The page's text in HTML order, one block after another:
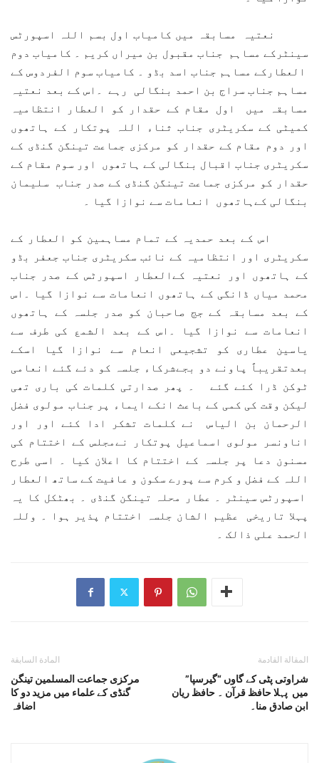
نعتیہ مسابقہ میں کامیاب اول بسم اللہ اسپورٹس
سینٹرکے مساہم جناب مقبول بن میراں کریم ۔ کامیاب دوم
العطارکے مساہم جناب اسد بڈو ۔ کامیاب سوم الفردوس کے
مساہم جناب سراج بن احمد بنگالی رہے ۔اس کے بعد نعتیہ
مسابقہ میں اول مقام کے حقدار کو العطار انتظامیہ
کمیٹی کے سکریٹری جناب ثناء اللہ پوتکار کے ہاتھوں
اور دوم مقام کے حقدار کو مرکزی جماعت تینگن گنڈی کے
سکریٹری جناب اقبال بنگالی کے ہاتھوں اور سوم مقام کے
حقدار کو مرکزی جماعت تینگن گنڈی کے صدر جناب سلیمان
بنگالی کےہاتھوں انعامات سے نوازا گیا ۔
اس کے بعد حمدیہ کے تمام مساہمین کو العطار کے
سکریٹری اور انتظامیہ کے نائب سکریٹری جناب جعفر بڈو
کے ہاتھوں اور نعتیہ کےالعطار اسپورٹس کے صدر جناب
محمد میاں ڈانگی کے ہاتھوں انعامات سے نوازا گیا ۔اس
کے بعد مسابقہ کے جج صاحبان کو صدر جلسہ کے ہاتھوں
انعامات سے نوازا گیا ۔اس کے بعد الشمع کی طرف سے
یاسین عطاری کو تشجیعی انعام سے نوازا گیا اسکے
بعدتقریباً پاونے دو بجےشرکاء جلسہ کو دئے گئے انعامی
ٹوکن ڈرا کئے گئے ۔ پھر صدارتی کلمات کی باری تھی
لیکن وقت کی کمی کے باعث انکے ایماء پر جناب مولوی فضل
الرحمان بن الیاس نے کلمات تشکر ادا کئے اور اور
اناونسر مولوی اسماعیل پوتکار نےمجلس کے اختتام کی
مسنون دعا پر جلسہ کے اختتام کا اعلان کیا ۔ اسی طرح
اللہ کے فضل و کرم سے پورے سکون و عافیت کے ساتھ العطار
اسپورٹس سینٹر ۔ عطار محلہ تینگن گنڈی ۔ بھٹکل کا یہ
پہلا تاریخی عظیم الشان جلسہ اختتام پذیر ہوا ۔ وللہ
الحمد علی ذالک ۔
المادة السابقة
مرکزی جماعت المسلمین تینگن
گنڈی کے علماء میں مزید دو کا
اضافہ
المقالة القادمة
شراوتی پٹی کے گاوں “گیرسپا”
میں پہلا حافظ قرآن ۔ حافظ ریان
ابن صادق منا۔